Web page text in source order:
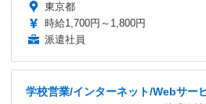
東京都
時給1,700円～1,800円
派遣社員
学校営業/インターネット/Webサー